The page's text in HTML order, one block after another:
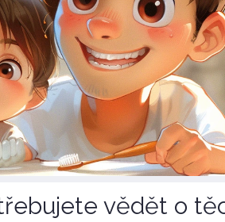
vědět o